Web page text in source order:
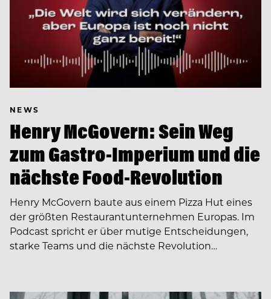
NEWS
Henry McGovern: Sein Weg
zum Gastro-Imperium und die
nächste Food-Revolution
Henry McGovern baute aus einem Pizza Hut eines
der größten Restaurantunternehmen Europas. Im
Podcast spricht er über mutige Entscheidungen,
starke Teams und die nächste Revolution…